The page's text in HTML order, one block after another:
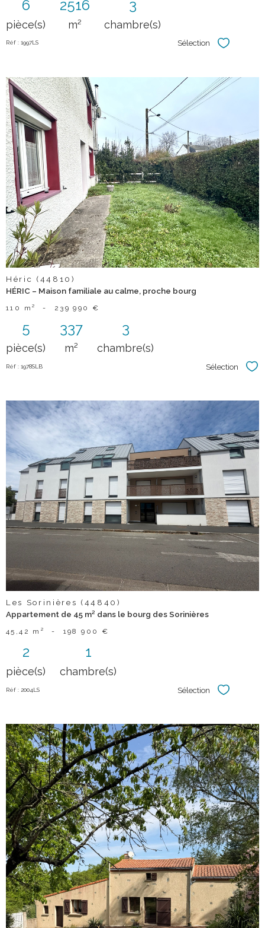
6
pièce(s)
2516
m²
3
chambre(s)
Réf : 1997LS Sélection Sélectionner
voir le
bien
Héric (44810)
HÉRIC – Maison familiale au calme, proche bourg
110 m² - 239 990 €
5
pièce(s)
337
m²
3
chambre(s)
Réf : 1978SLB Sélection
voir le
bien
Les Sorinières (44840)
Appartement de 45 m² dans le bourg des Sorinières
45,42 m² - 198 900 €
2
pièce(s)
1
chambre(s)
Réf : 2004LS Sélection Sélectionner
voir le
bien